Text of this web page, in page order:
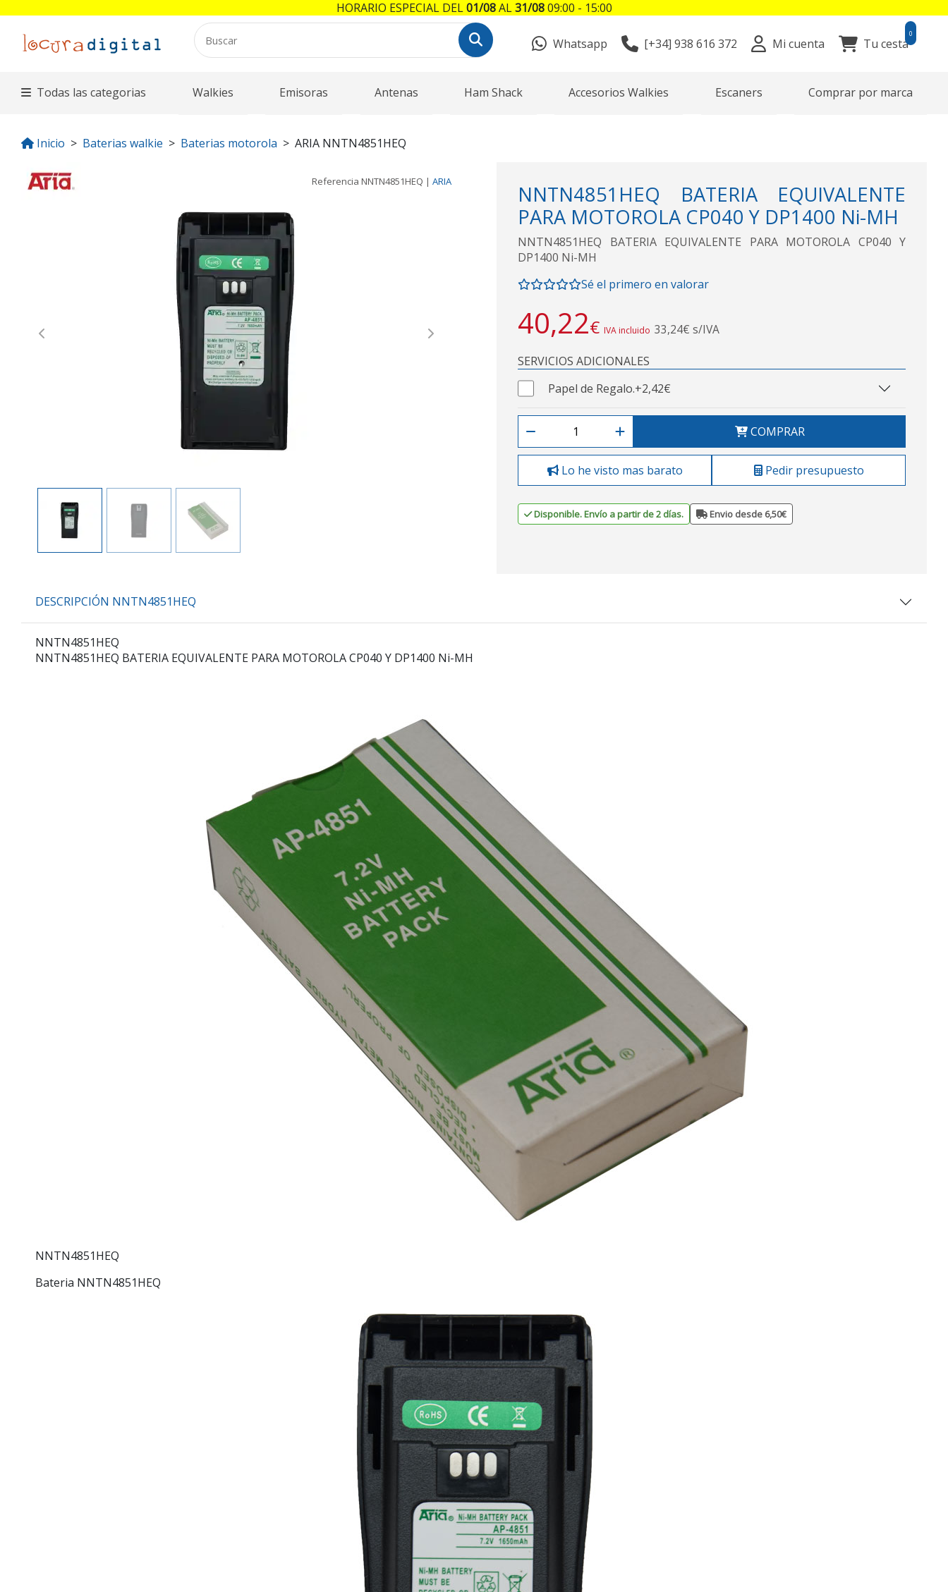
Whatsapp [+34] 938 616 372 Mi cuenta Tu cesta
0
Todas las categorias Walkies Emisoras Antenas Ham Shack Accesorios Walkies Escaners Comprar por marca
Inicio Baterias walkie Baterias motorola ARIA NNTN4851HEQ
Referencia NNTN4851HEQ | ARIA
Previous Next
NNTN4851HEQ BATERIA EQUIVALENTE
PARA MOTOROLA CP040 Y DP1400 Ni-MH
NNTN4851HEQ BATERIA EQUIVALENTE PARA MOTOROLA CP040 Y
DP1400 Ni-MH
Sé el primero en valorar
40,22€ IVA incluido 33,24€ s/IVA
SERVICIOS ADICIONALES
Papel de Regalo.+2,42€
COMPRAR
Lo he visto mas barato Pedir presupuesto
Disponible. Envío a partir de 2 días. Envio desde 6,50€
DESCRIPCIÓN NNTN4851HEQ
NNTN4851HEQ
NNTN4851HEQ BATERIA EQUIVALENTE PARA MOTOROLA CP040 Y DP1400 Ni-MH
NNTN4851HEQ
Bateria NNTN4851HEQ
HORARIO ESPECIAL DEL01/08AL31/0809:00 - 15:00